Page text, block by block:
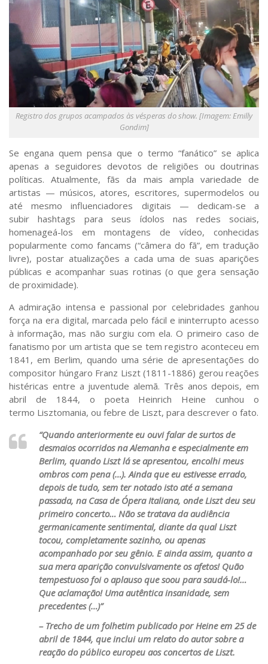
Perfil
Commentor
Lançamento
Psico-HQ
Dossiês
Gênero
Transtorno do Espectro Autista
Contato
Quem somos
Sobre o Portal
Registro dos grupos acampados às vésperas do show. [Imagem: Emilly
Gondim]
Se engana quem pensa que o termo “fanático” se aplica
apenas a seguidores devotos de religiões ou doutrinas
políticas. Atualmente, fãs da mais ampla variedade de
artistas — músicos, atores, escritores, supermodelos ou
até mesmo influenciadores digitais — dedicam-se a
subirhashtags para seus ídolos nas redes sociais,
homenageá-los em montagens de vídeo, conhecidas
popularmente como fancams (“câmera do fã”, em tradução
livre), postar atualizações a cada uma de suas aparições
públicas e acompanhar suas rotinas (o que gera sensação
de proximidade).
A admiração intensa e passional por celebridades ganhou
força na era digital, marcada pelo fácil e ininterrupto acesso
à informação, mas não surgiu com ela. O primeiro caso de
fanatismo por um artista que se tem registro aconteceu em
1841, em Berlim, quando uma série de apresentações do
compositor húngaro Franz Liszt (1811-1886) gerou reações
histéricas entre a juventude alemã. Três anos depois, em
abril de 1844, o poeta Heinrich Heine cunhou o
termo Lisztomania, ou febre de Liszt, para descrever o fato.
“Quando anteriormente eu ouvi falar de surtos de
desmaios ocorridos na Alemanha e especialmente em
Berlim, quando Liszt lá se apresentou, encolhi meus
ombros com pena (…). Ainda que eu estivesse errado,
depois de tudo, sem ter notado isto até a semana
passada, na Casa de Ópera Italiana, onde Liszt deu seu
primeiro concerto… Não se tratava da audiência
germanicamente sentimental, diante da qual Liszt
tocou, completamente sozinho, ou apenas
acompanhado por seu gênio. E ainda assim, quanto a
sua mera aparição convulsivamente os afetos! Quão
tempestuoso foi o aplauso que soou para saudá-lo!…
Que aclamação! Uma autêntica insanidade, sem
precedentes (…)”
– Trecho de um folhetim publicado por Heine em 25 de
abril de 1844, que inclui um relato do autor sobre a
reação do público europeu aos concertos de Liszt.